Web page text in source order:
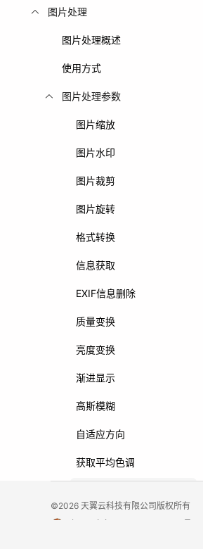
图片处理
图片处理概述
使用方式
图片处理参数
图片缩放
图片水印
图片裁剪
图片旋转
格式转换
信息获取
EXIF信息删除
质量变换
亮度变换
渐进显示
高斯模糊
自适应方向
获取平均色调
对比度
©2026 天翼云科技有限公司版权所有